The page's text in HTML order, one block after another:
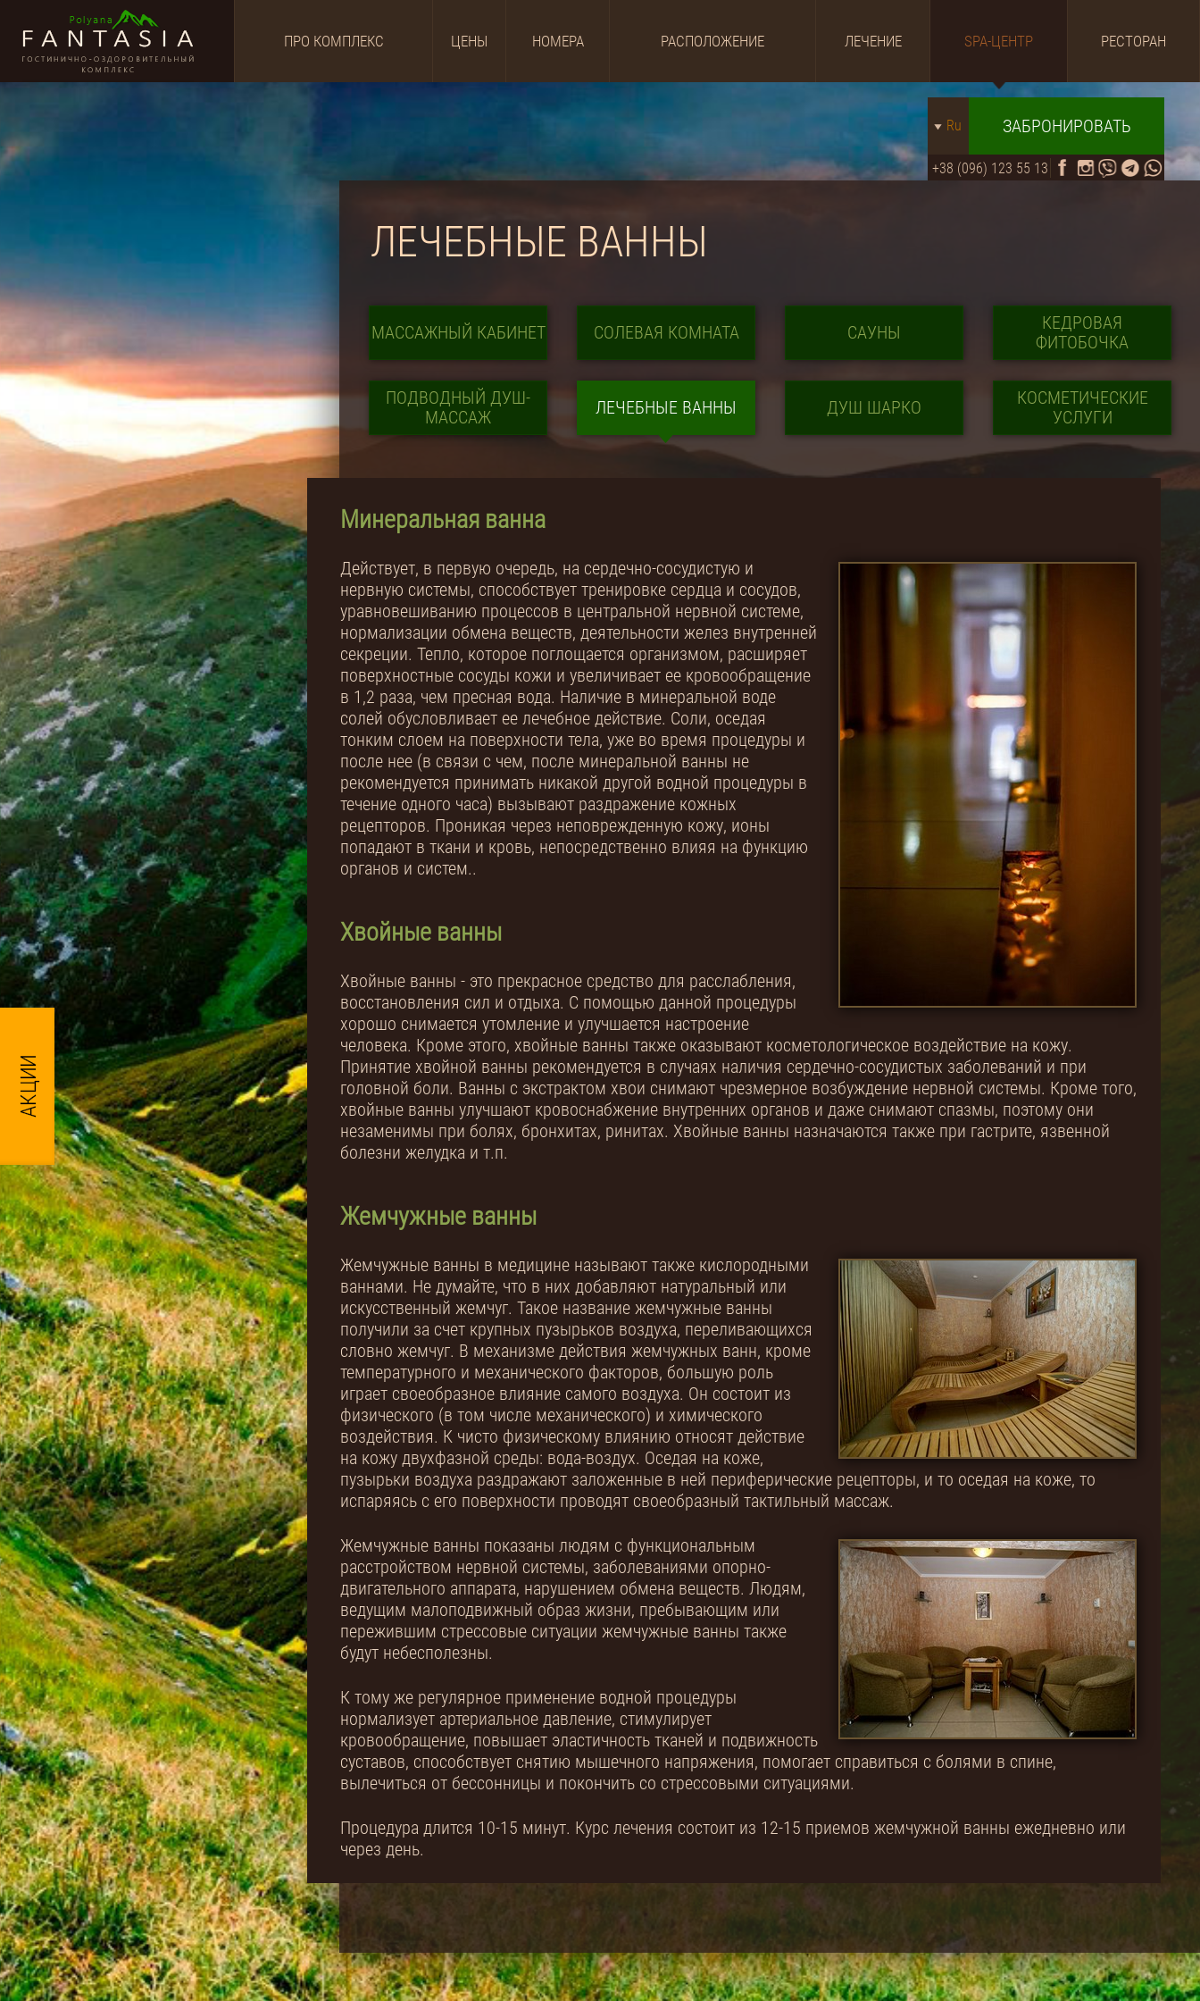
ПРО КОМПЛЕКС ЦЕНЫ НОМЕРА РАСПОЛОЖЕНИЕ ЛЕЧЕНИЕ SPA-ЦЕНТР РЕСТОРАН
Ru ЗАБРОНИРОВАТЬ
+38 (096) 123 55 13
ЛЕЧЕБНЫЕ ВАННЫ
МАССАЖНЫЙ КАБИНЕТ СОЛЕВАЯ КОМНАТА САУНЫ
КЕДРОВАЯ
ФИТОБОЧКА
ПОДВОДНЫЙ ДУШ-
МАССАЖ
ЛЕЧЕБНЫЕ ВАННЫ ДУШ ШАРКО
КОСМЕТИЧЕСКИЕ
УСЛУГИ
Минеральная ванна
Действует, в первую очередь, на сердечно-сосудистую и
нервную системы, способствует тренировке сердца и сосудов,
уравновешиванию процессов в центральной нервной системе,
нормализации обмена веществ, деятельности желез внутренней
секреции. Тепло, которое поглощается организмом, расширяет
поверхностные сосуды кожи и увеличивает ее кровообращение
в 1,2 раза, чем пресная вода. Наличие в минеральной воде
солей обусловливает ее лечебное действие. Соли, оседая
тонким слоем на поверхности тела, уже во время процедуры и
после нее (в связи с чем, после минеральной ванны не
рекомендуется принимать никакой другой водной процедуры в
течение одного часа) вызывают раздражение кожных
рецепторов. Проникая через неповрежденную кожу, ионы
попадают в ткани и кровь, непосредственно влияя на функцию
органов и систем..
Хвойные ванны
Хвойные ванны - это прекрасное средство для расслабления,
восстановления сил и отдыха. С помощью данной процедуры
хорошо снимается утомление и улучшается настроение
человека. Кроме этого, хвойные ванны также оказывают косметологическое воздействие на кожу.
Принятие хвойной ванны рекомендуется в случаях наличия сердечно-сосудистых заболеваний и при
головной боли. Ванны с экстрактом хвои снимают чрезмерное возбуждение нервной системы. Кроме того,
хвойные ванны улучшают кровоснабжение внутренних органов и даже снимают спазмы, поэтому они
незаменимы при болях, бронхитах, ринитах. Хвойные ванны назначаются также при гастрите, язвенной
болезни желудка и т.п.
Жемчужные ванны
Жемчужные ванны в медицине называют также кислородными
ваннами. Не думайте, что в них добавляют натуральный или
искусственный жемчуг. Такое название жемчужные ванны
получили за счет крупных пузырьков воздуха, переливающихся
словно жемчуг. В механизме действия жемчужных ванн, кроме
температурного и механического факторов, большую роль
играет своеобразное влияние самого воздуха. Он состоит из
физического (в том числе механического) и химического
воздействия. К чисто физическому влиянию относят действие
на кожу двухфазной среды: вода-воздух. Оседая на коже,
пузырьки воздуха раздражают заложенные в ней периферические рецепторы, и то оседая на коже, то
испаряясь с его поверхности проводят своеобразный тактильный массаж.
Жемчужные ванны показаны людям с функциональным
расстройством нервной системы, заболеваниями опорно-
двигательного аппарата, нарушением обмена веществ. Людям,
ведущим малоподвижный образ жизни, пребывающим или
пережившим стрессовые ситуации жемчужные ванны также
будут небесполезны.
К тому же регулярное применение водной процедуры
нормализует артериальное давление, стимулирует
кровообращение, повышает эластичность тканей и подвижность
суставов, способствует снятию мышечного напряжения, помогает справиться с болями в спине,
вылечиться от бессонницы и покончить со стрессовыми ситуациями.
Процедура длится 10-15 минут. Курс лечения состоит из 12-15 приемов жемчужной ванны ежедневно или
через день.